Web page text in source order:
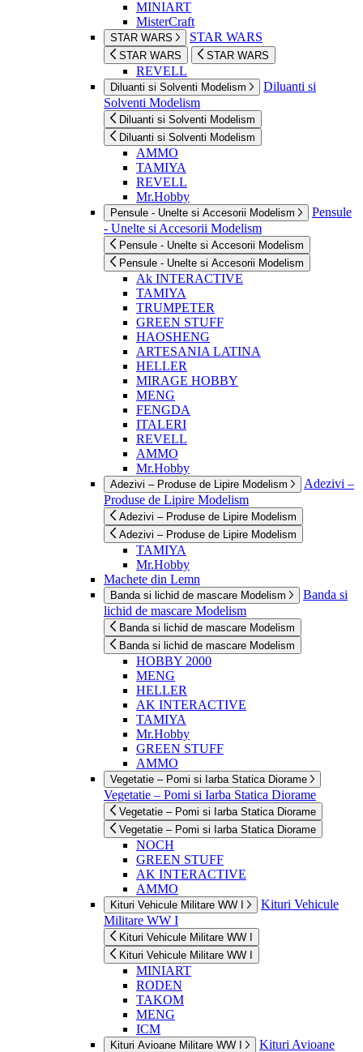
MINIART
MisterCraft
STAR WARS STAR WARS
STAR WARS STAR WARS
REVELL
Diluanti si Solventi Modelism
Diluanti si
Solventi Modelism
Diluanti si Solventi Modelism
Diluanti si Solventi Modelism
AMMO
TAMIYA
REVELL
Mr.Hobby
Pensule - Unelte si Accesorii Modelism
Pensule
- Unelte si Accesorii Modelism
Pensule - Unelte si Accesorii Modelism
Pensule - Unelte si Accesorii Modelism
Ak INTERACTIVE
TAMIYA
TRUMPETER
GREEN STUFF
HAOSHENG
ARTESANIA LATINA
HELLER
MIRAGE HOBBY
MENG
FENGDA
ITALERI
REVELL
AMMO
Mr.Hobby
Adezivi – Produse de Lipire Modelism
Adezivi –
Produse de Lipire Modelism
Adezivi – Produse de Lipire Modelism
Adezivi – Produse de Lipire Modelism
TAMIYA
Mr.Hobby
Machete din Lemn
Banda si lichid de mascare Modelism
Banda si
lichid de mascare Modelism
Banda si lichid de mascare Modelism
Banda si lichid de mascare Modelism
HOBBY 2000
MENG
HELLER
AK INTERACTIVE
TAMIYA
Mr.Hobby
GREEN STUFF
AMMO
Vegetatie – Pomi si Iarba Statica Diorame
Vegetatie – Pomi si Iarba Statica Diorame
Vegetatie – Pomi si Iarba Statica Diorame
Vegetatie – Pomi si Iarba Statica Diorame
NOCH
GREEN STUFF
AK INTERACTIVE
AMMO
Kituri Vehicule Militare WW I
Kituri Vehicule
Militare WW I
Kituri Vehicule Militare WW I
Kituri Vehicule Militare WW I
MINIART
RODEN
TAKOM
MENG
ICM
Kituri Avioane Militare WW I
Kituri Avioane